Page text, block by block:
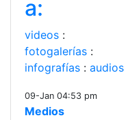
a:
videos :
fotogalerías :
infografías : audios
09-Jan 04:53 pm
Medios